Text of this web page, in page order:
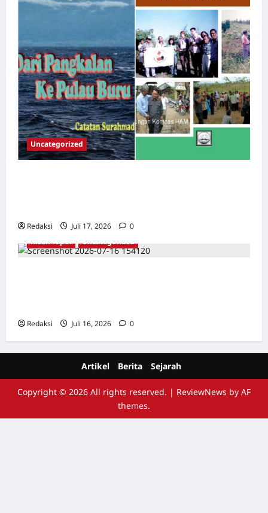
Uncategorized
Redaksi Juli 17, 2026
0
Kisah Tapol
Uncategorized
Redaksi Juli 16, 2026 0
Artikel Berita Sejarah
Copyright © 2026 All rights reserved. | ReviewNews by AF
themes.